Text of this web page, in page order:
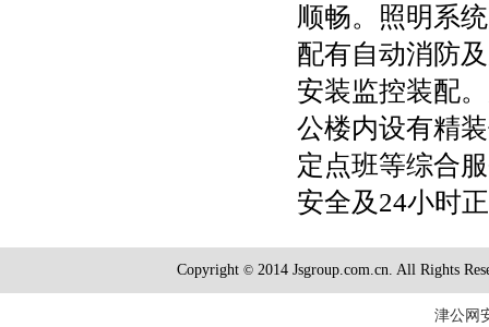
顺畅。照明系
配有自动消防
安装监控装配
公楼内设有精
定点班等综合
安全及24小时
Copyright © 2014 Jsgroup.com.cn. All Rights
津公网